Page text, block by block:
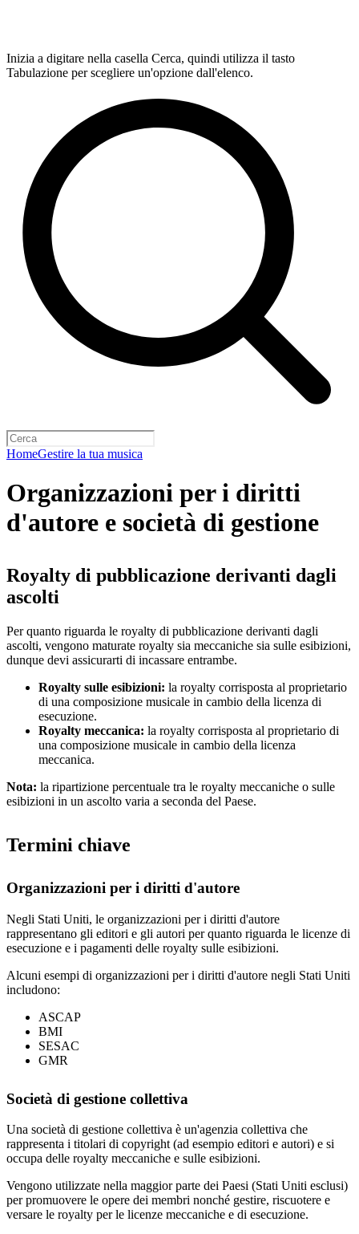
Inizia a digitare nella casella Cerca, quindi utilizza il tasto
Tabulazione per scegliere un'opzione dall'elenco.
HomeGestire la tua musica
Organizzazioni per i diritti
d'autore e società di gestione
Royalty di pubblicazione derivanti dagli
ascolti
Per quanto riguarda le royalty di pubblicazione derivanti dagli
ascolti, vengono maturate royalty sia meccaniche sia sulle esibizioni,
dunque devi assicurarti di incassare entrambe.
Royalty sulle esibizioni: la royalty corrisposta al proprietario
di una composizione musicale in cambio della licenza di
esecuzione.
Royalty meccanica: la royalty corrisposta al proprietario di
una composizione musicale in cambio della licenza
meccanica.
Nota: la ripartizione percentuale tra le royalty meccaniche o sulle
esibizioni in un ascolto varia a seconda del Paese.
Termini chiave
Organizzazioni per i diritti d'autore
Negli Stati Uniti, le organizzazioni per i diritti d'autore
rappresentano gli editori e gli autori per quanto riguarda le licenze di
esecuzione e i pagamenti delle royalty sulle esibizioni.
Alcuni esempi di organizzazioni per i diritti d'autore negli Stati Uniti
includono:
ASCAP
BMI
SESAC
GMR
Società di gestione collettiva
Una società di gestione collettiva è un'agenzia collettiva che
rappresenta i titolari di copyright (ad esempio editori e autori) e si
occupa delle royalty meccaniche e sulle esibizioni.
Vengono utilizzate nella maggior parte dei Paesi (Stati Uniti esclusi)
per promuovere le opere dei membri nonché gestire, riscuotere e
versare le royalty per le licenze meccaniche e di esecuzione.